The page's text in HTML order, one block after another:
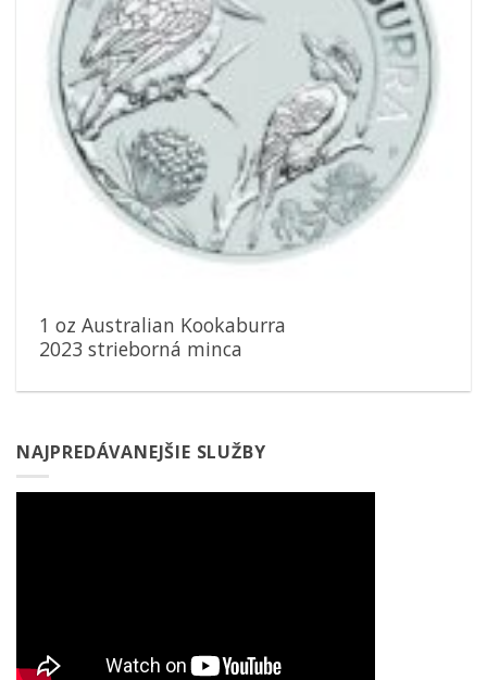
1 oz Australian Kookaburra
2023 strieborná minca
NAJPREDÁVANEJŠIE SLUŽBY